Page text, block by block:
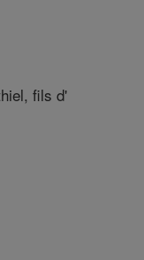
fils d'